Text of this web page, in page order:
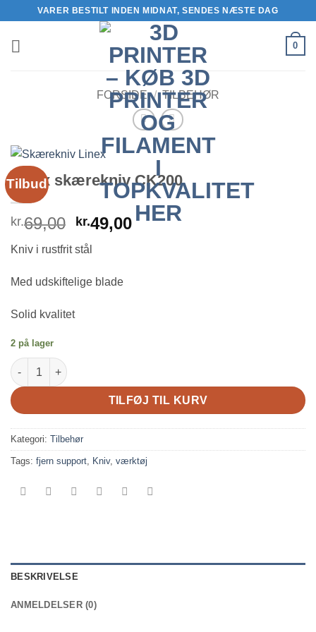
indhold
VARER BESTILT INDEN MIDNAT, SENDES NÆSTE DAG
0
FORSIDE / TILBEHØR
Tilbud
Linex skærekniv CK200
kr.69,00 Den
oprindelige
pris
var:
kr.69,00.
kr.49,00Den
Kniv i rustfrit stål
Med udskiftelige blade
Solid kvalitet
2 på lager
Linex skærekniv CK200 antal
TILFØJ TIL KURV
Kategori: Tilbehør
Tags: fjern support, Kniv, værktøj
BESKRIVELSE
ANMELDELSER (0)